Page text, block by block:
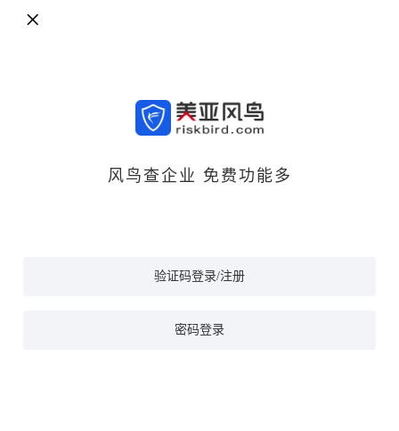
风鸟查企业 免费功能多
验证码登录/注册
密码登录